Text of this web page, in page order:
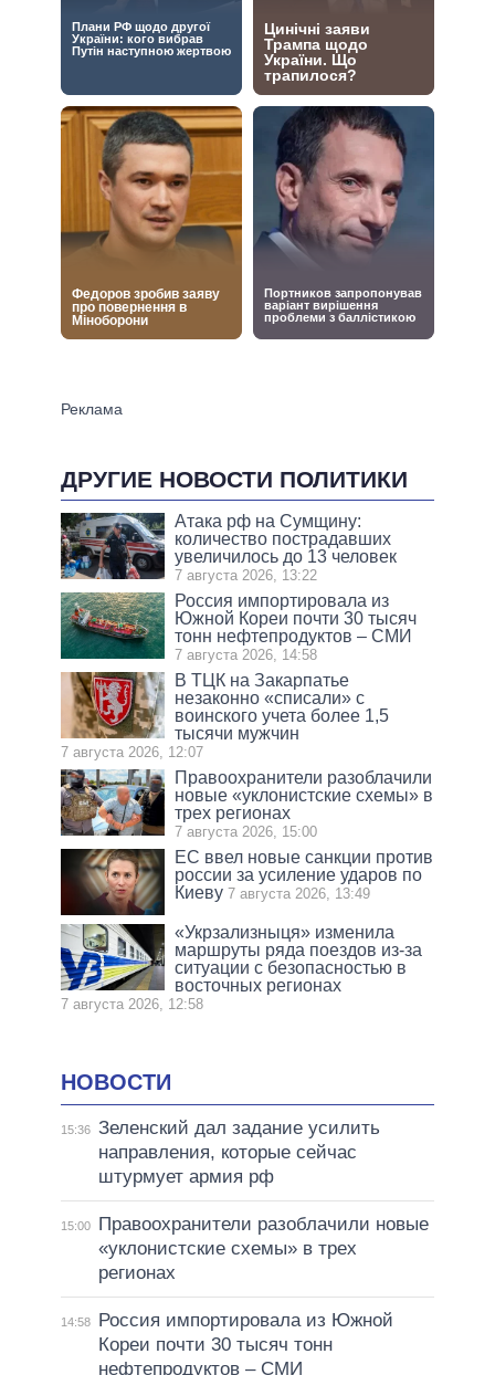
ДРУГИЕ НОВОСТИ ПОЛИТИКИ
Атака рф на Сумщину:
количество пострадавших
увеличилось до 13 человек
7 августа 2026, 13:22
Россия импортировала из
Южной Кореи почти 30 тысяч
тонн нефтепродуктов – СМИ
7 августа 2026, 14:58
В ТЦК на Закарпатье
незаконно «списали» с
воинского учета более 1,5
тысячи мужчин
7 августа 2026, 12:07
Правоохранители разоблачили
новые «уклонистские схемы» в
трех регионах
7 августа 2026, 15:00
ЕС ввел новые санкции против
россии за усиление ударов по
Киеву 7 августа 2026, 13:49
«Укрзализныця» изменила
маршруты ряда поездов из-за
ситуации с безопасностью в
восточных регионах
7 августа 2026, 12:58
НОВОСТИ
15:36 Зеленский дал задание усилить
направления, которые сейчас
штурмует армия рф
15:00
Правоохранители разоблачили новые
«уклонистские схемы» в трех
регионах
14:58
Россия импортировала из Южной
Кореи почти 30 тысяч тонн
нефтепродуктов – СМИ